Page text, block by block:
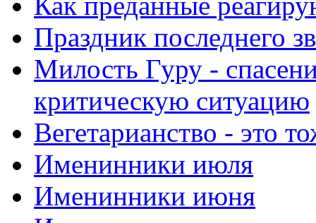
Праздник последнего
Милость Гуру -
критическую ситуацию
Вегетарианство - это
Именинники июля
Именинники июня